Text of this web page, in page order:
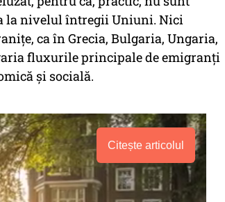
la nivelul întregii Uniuni. Nici
ca în Grecia, Bulgaria, Ungaria,
fluxurile principale de emigranți
și socială.
Citește articolul